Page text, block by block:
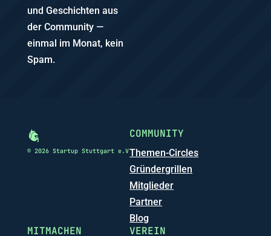
und Geschichten aus
der Community —
einmal im Monat, kein
Spam.
© 2026 Startup Stuttgart e.V
COMMUNITY
Themen-Circles
Gründergrillen
Mitglieder
Partner
Blog
MITMACHEN VEREIN